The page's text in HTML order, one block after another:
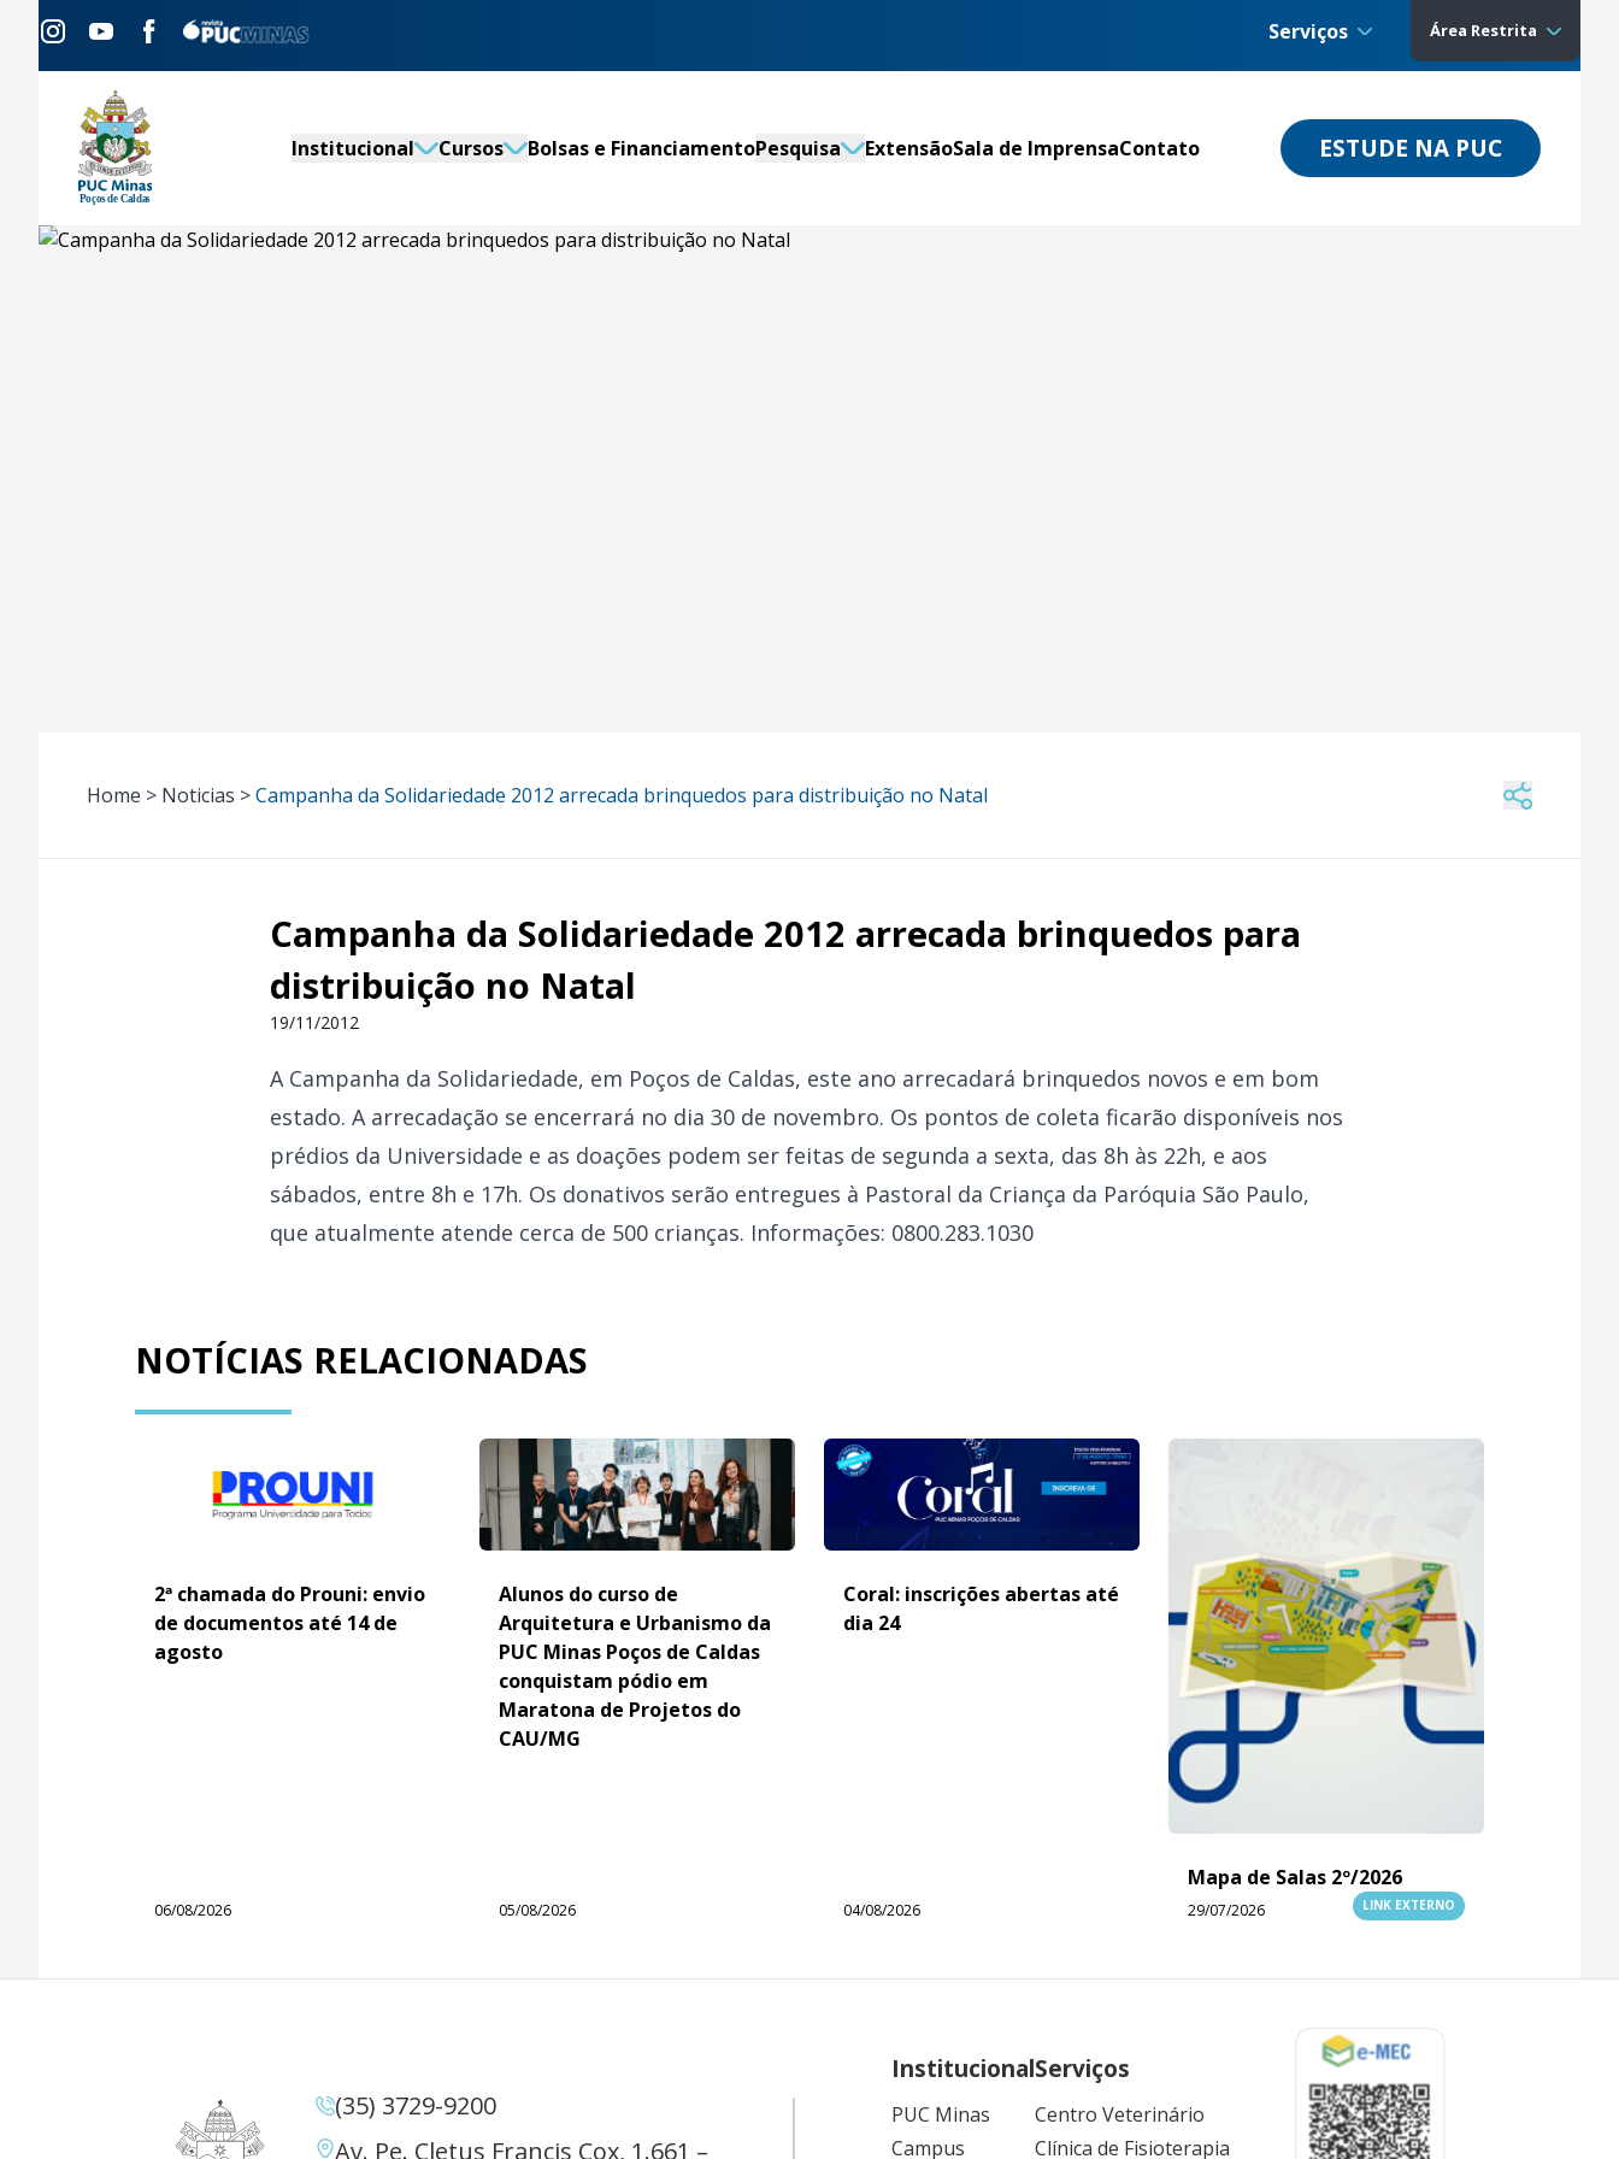
Serviços Área Restrita
Institucional Cursos Bolsas e FinanciamentoPesquisa ExtensãoSala de ImprensaContato ESTUDE NA PUC
Home > Noticias >Campanha da Solidariedade 2012 arrecada brinquedos para distribuição no Natal
Campanha da Solidariedade 2012 arrecada brinquedos para
distribuição no Natal
19/11/2012
A Campanha da Solidariedade, em Poços de Caldas, este ano arrecadará brinquedos novos e em bom
estado. A arrecadação se encerrará no dia 30 de novembro. Os pontos de coleta ficarão disponíveis nos
prédios da Universidade e as doações podem ser feitas de segunda a sexta, das 8h às 22h, e aos
sábados, entre 8h e 17h. Os donativos serão entregues à Pastoral da Criança da Paróquia São Paulo,
que atualmente atende cerca de 500 crianças. Informações: 0800.283.1030
NOTÍCIAS RELACIONADAS
2ª chamada do Prouni: envio
de documentos até 14 de
agosto
06/08/2026
Alunos do curso de
Arquitetura e Urbanismo da
PUC Minas Poços de Caldas
conquistam pódio em
Maratona de Projetos do
CAU/MG
05/08/2026
Coral: inscrições abertas até
dia 24
04/08/2026
Mapa de Salas 2º/2026
29/07/2026 LINK EXTERNO
(35) 3729-9200
Av. Pe. Cletus Francis Cox, 1.661 –
Institucional
PUC Minas
Campus
Serviços
Centro Veterinário
Clínica de Fisioterapia